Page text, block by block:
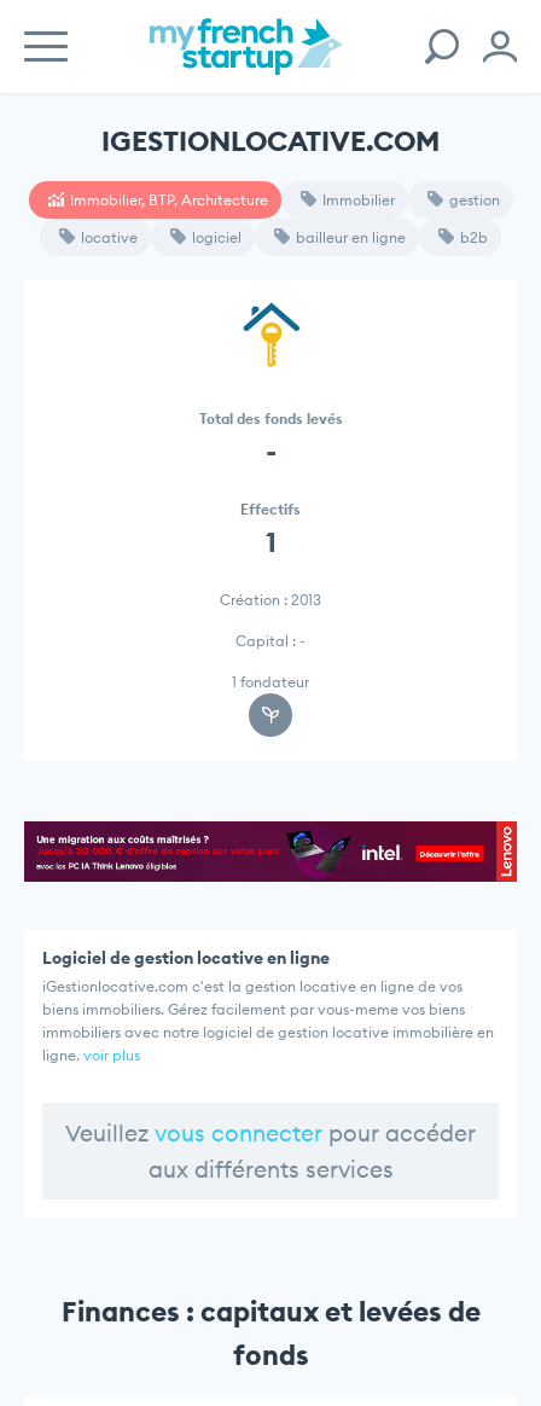
IGESTIONLOCATIVE.COM
Immobilier, BTP, Architecture Immobilier gestion
locative logiciel bailleur en ligne b2b
Total des fonds levés
-
Effectifs
1
Création : 2013
Capital : -
1 fondateur
Logiciel de gestion locative en ligne
iGestionlocative.com c'est la gestion locative en ligne de vos
biens immobiliers. Gérez facilement par vous-meme vos biens
immobiliers avec notre logiciel de gestion locative immobilière en
ligne. voir plus
Veuillez vous connecter pour accéder
aux différents services
Finances : capitaux et levées de
fonds